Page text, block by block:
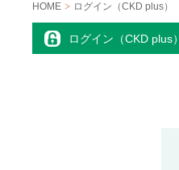
HOME ログイン（CKD plus）
ログイン（CKD plus）